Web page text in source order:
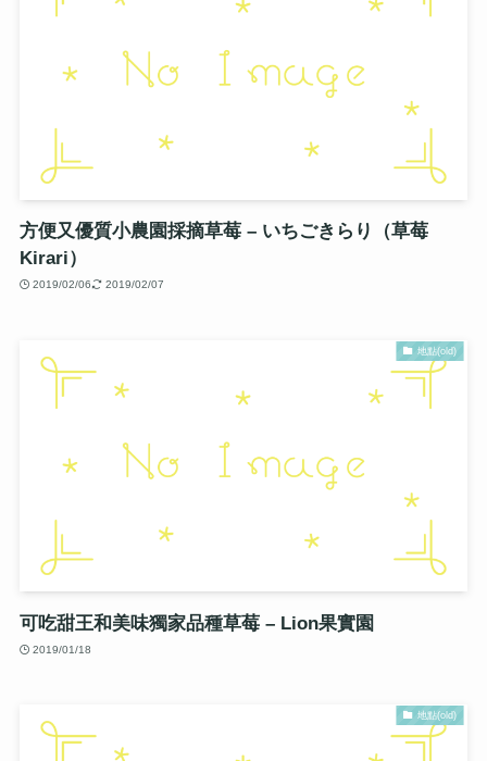
方便又優質小農園採摘草莓 – いちごきらり（草莓
Kirari）
2019/02/06 2019/02/07
地點(old)
可吃甜王和美味獨家品種草莓 – Lion果實園
2019/01/18
地點(old)